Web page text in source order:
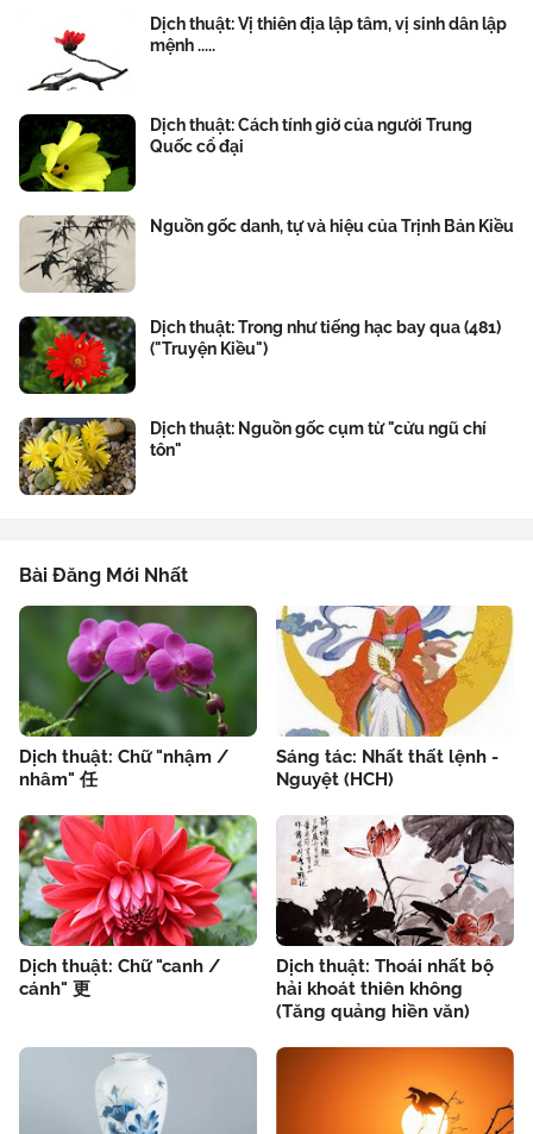
Dịch thuật: Vị thiên địa lập tâm, vị sinh dân lập
mệnh .....
Dịch thuật: Cách tính giờ của người Trung
Quốc cổ đại
Nguồn gốc danh, tự và hiệu của Trịnh Bản Kiều
Dịch thuật: Trong như tiếng hạc bay qua (481)
("Truyện Kiều")
Dịch thuật: Nguồn gốc cụm từ "cửu ngũ chí
tôn"
Bài Đăng Mới Nhất
Dịch thuật: Chữ "nhậm /
nhâm" 任
Sáng tác: Nhất thất lệnh -
Nguyệt (HCH)
Dịch thuật: Chữ "canh /
cánh" 更
Dịch thuật: Thoái nhất bộ
hải khoát thiên không
(Tăng quảng hiền văn)